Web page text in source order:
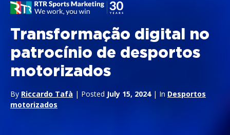
Transformação digital no
patrocínio de desportos
motorizados
By Riccardo Tafà | Posted July 15, 2024| In Desportos
motorizados